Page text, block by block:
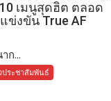
เมนูสุดฮิต ตลอด
ข่งขัน True AF
ก...
ประชาสัมพันธ์